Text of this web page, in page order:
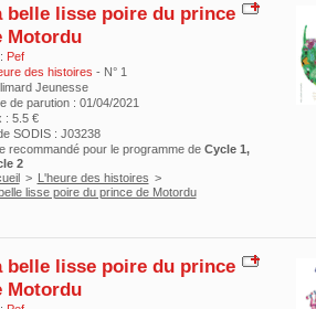
belle lisse poire du prince
Motordu
Pef
des histoires - N° 1
Jeunesse
de parution : 01/04/2021
: 5.5 €
SODIS : J03238
recommandé pour le programme de Cycle 1,
2
> L'heure des histoires >
lisse poire du prince de Motordu
belle lisse poire du prince
Motordu